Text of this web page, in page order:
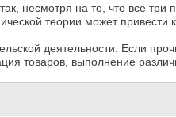
несмотря на то, что все три
теории может
деятельности. Если
товаров, выполнение